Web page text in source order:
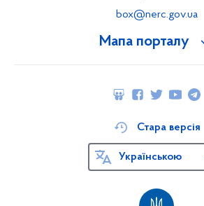
Мапа порталу
box@nerc.gov.ua
Стара версія
Українською